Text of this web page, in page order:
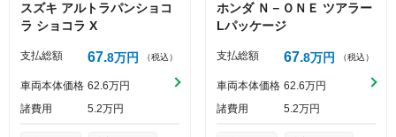
スズキ アルトラパンショコ
ラ ショコラ X
支払総額 67 8万円 （税込）
車両本体価格 62 6万円
諸費用
5 2万円
ホンダ Ｎ－ＯＮＥ ツアラー
Lパッケージ
支払総額 67 8万円 （税込）
車両本体価格 62 6万円
諸費用
5 2万円